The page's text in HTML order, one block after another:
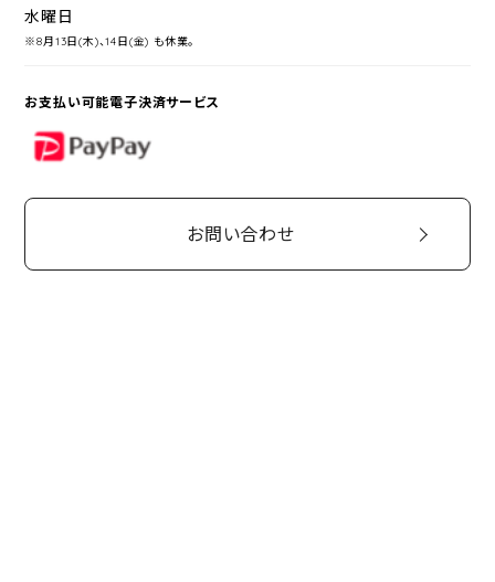
水曜日
※8月13日(木)、14日(金) も休業。
お支払い可能電子決済サービス
PayPay
お問い合わせ